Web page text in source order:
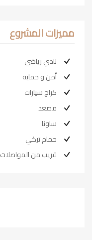
مميزات المشروع
نادي رياضي
أمن و حماية
كراج سيارات
مصعد
ساونا
حمام تركي
قريب من المواصلات